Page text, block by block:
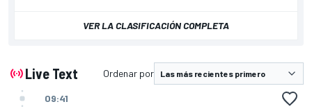
VER LA CLASIFICACIÓN COMPLETA
Live Text Ordenar por
09:41